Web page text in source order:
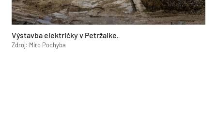
Výstavba električky v Petržalke.
Zdroj: Miro Pochyba